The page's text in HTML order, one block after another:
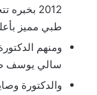
2012
طبي مميز
ومنهم
سالي يوسف
والدكتورة